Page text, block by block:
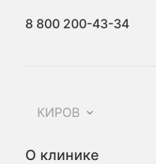
8 800 200-43-34
КИРОВ
О клинике